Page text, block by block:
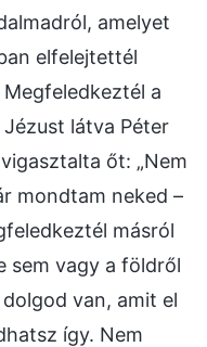
amelyet
elfelejtettél
a
látva Péter
őt: „Nem
mondtam neked –
másról
sem vagy a földről
van, amit el
így. Nem